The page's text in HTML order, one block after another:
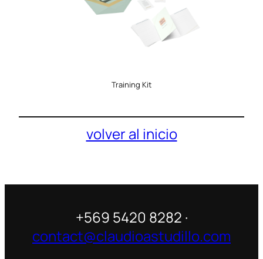
Training Kit
volver al inicio
+569 5420 8282 ·
contact@claudioastudillo.com